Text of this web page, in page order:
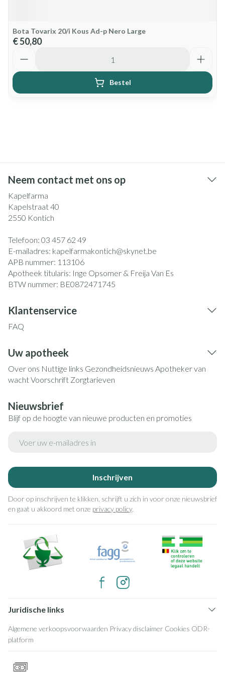
Bota Tovarix 20/i Kous Ad-p Nero Large
€ 50,80
Bestel
Neem contact met ons op
Kapelfarma
Kapelstraat 40
2550 Kontich
Telefoon: 03 457 62 49
E-mailadres: kapelfarmakontich@skynet.be
APB nummer: 113106
Apotheek titularis: Inge Opsomer & Freija Van Es
BTW nummer: BE0872471745
Klantenservice
FAQ
Uw apotheek
Over ons Nuttige links Gezondheidsnieuws Apotheker van
wachtVoorschrift Zorgtarieven
Nieuwsbrief
Blijf op de hoogte van nieuwe producten en promoties
Inschrijven
Door op inschrijven te klikken, schrijft u zich in voor onze nieuwsbrief
en gaat u akkoord met onze privacy policy.
Juridische links
Algemene verkoopsvoorwaarden Privacy disclaimer Cookies ODR-
platform